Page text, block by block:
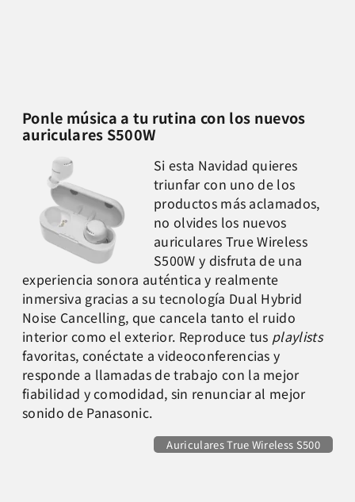
Ponle música a tu rutina con los nuevos
auriculares S500W
Si esta Navidad quieres
triunfar con uno de los
productos más aclamados,
no olvides los nuevos
auriculares True Wireless
S500W y disfruta de una
experiencia sonora auténtica y realmente
inmersiva gracias a su tecnología Dual Hybrid
Noise Cancelling, que cancela tanto el ruido
interior como el exterior. Reproduce tus playlists
favoritas, conéctate a videoconferencias y
responde a llamadas de trabajo con la mejor
fiabilidad y comodidad, sin renunciar al mejor
sonido de Panasonic.
Auriculares True Wireless S500